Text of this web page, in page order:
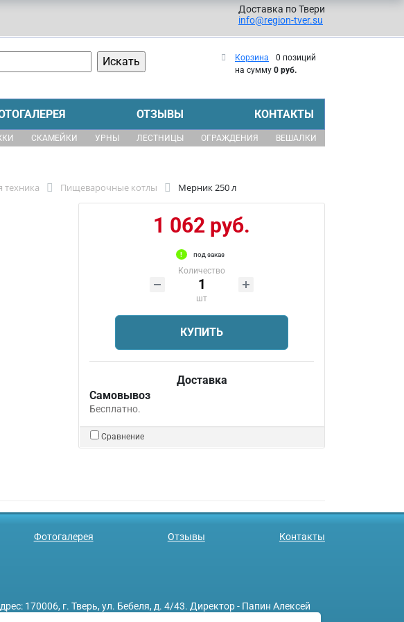
Доставка по Твери
info@region-tver.su
Корзина
0 позиций
на сумму 0 руб.
ОТЗЫВЫ КОНТАКТЫ
СКАМЕЙКИ УРНЫ ЛЕСТНИЦЫ ОГРАЖДЕНИЯ ВЕШАЛКИ
техника Пищеварочные котлы Мерник 250 л
1 062 руб.
под заказ
Количество
шт
КУПИТЬ
Доставка
Самовывоз
Бесплатно.
Сравнение
Фотогалерея Отзывы Контакты
г. Тверь, ул. Бебеля, д. 4/43. Директор - Папин Алексей